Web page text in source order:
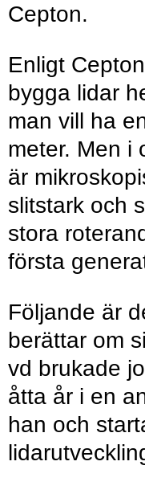
Cepton.
Enligt
bygga lidar
man vill ha
meter. Men i
är
slitstark och
stora
första
Följande är
berättar om
vd brukade
åtta år i en
han och